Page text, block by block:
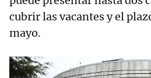
cubrir las vacantes y el
mayo.